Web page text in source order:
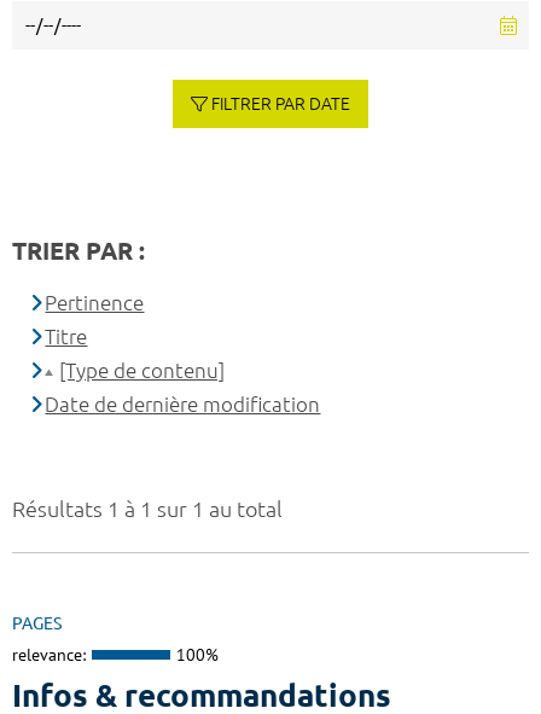
Résultats 1 à 1 sur 1 au total
PAGES
relevance: 100%
Infos & recommandations
FILTRER PAR DATE
TRIER PAR :
Pertinence
Titre
[Type de contenu]
Date de dernière modification